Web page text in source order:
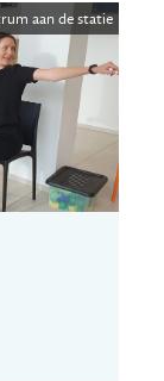
aan de statie